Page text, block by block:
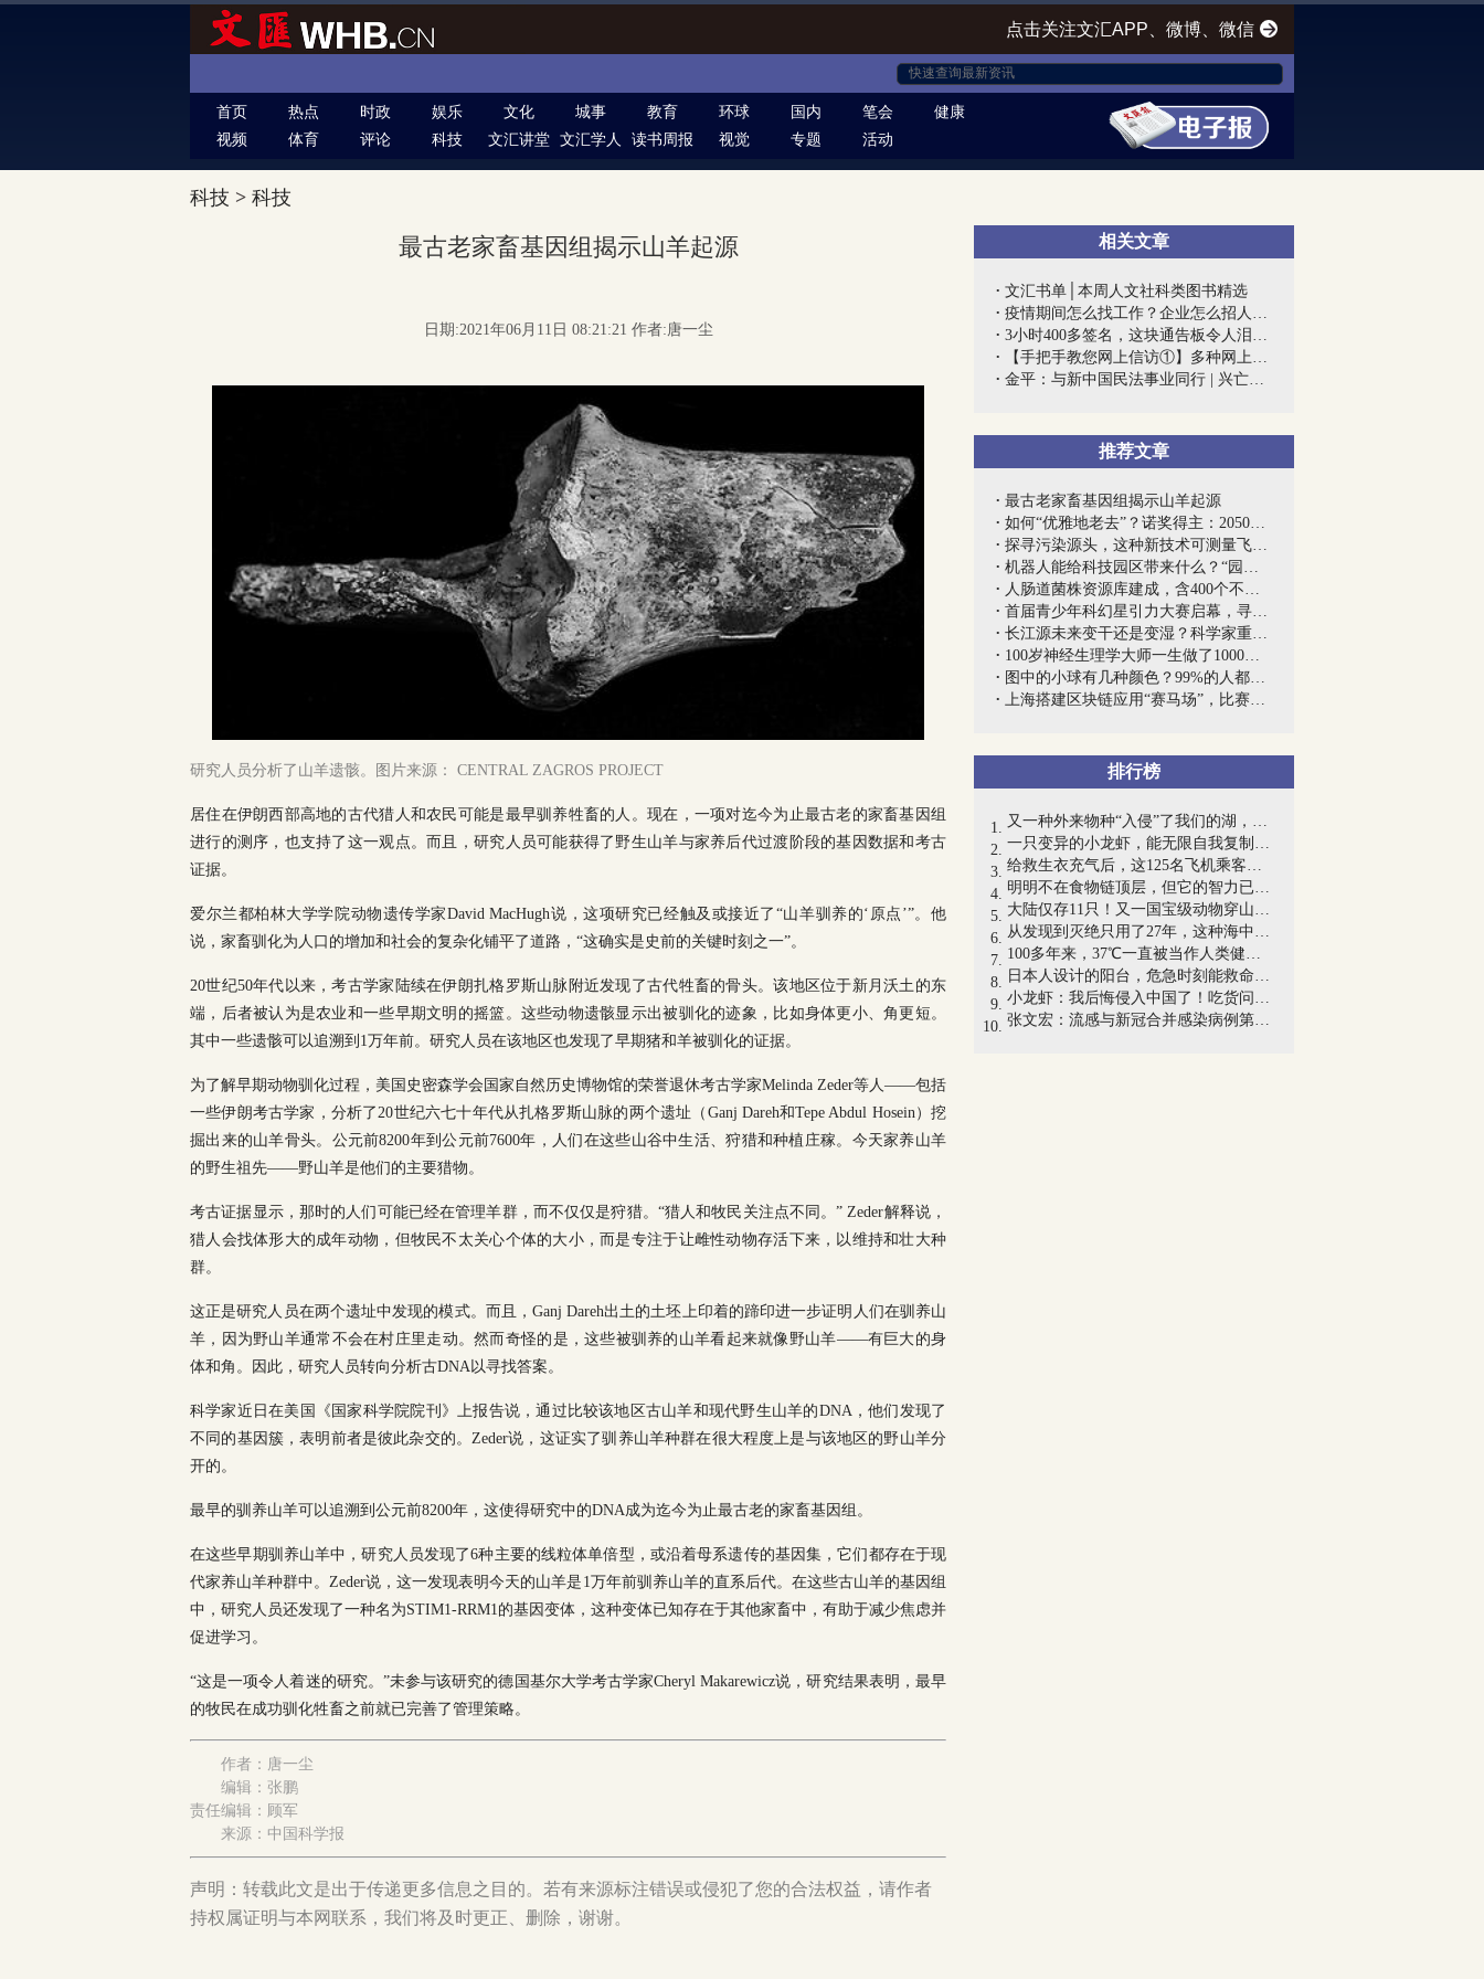
点击关注文汇APP、微博、微信
首页 热点 时政 娱乐 文化 城事 教育 环球 国内 笔会
健康
视频
体育 评论 科技 文汇讲堂 文汇学人 读书周报 视觉 专题 活动
科技 > 科技
相关文章
文汇书单│本周人文社科类图书精选
疫情期间怎么找工作？企业怎么招人？上海...
3小时400多签名，这块通告板令人泪目！上...
【手把手教您网上信访①】多种网上信访渠...
金平：与新中国民法事业同行 | 兴亡匹夫...
推荐文章
最古老家畜基因组揭示山羊起源
如何“优雅地老去”？诺奖得主：2050年全...
探寻污染源头，这种新技术可测量飞机飞行...
机器人能给科技园区带来什么？“园企携手...
人肠道菌株资源库建成，含400个不同物种...
首届青少年科幻星引力大赛启幕，寻找100...
长江源未来变干还是变湿？科学家重建该区...
100岁神经生理学大师一生做了1000个动物...
图中的小球有几种颜色？99%的人都答不对！
上海搭建区块链应用“赛马场”，比赛全程...
排行榜
又一种外来物种“入侵”了我们的湖，能...
一只变异的小龙虾，能无限自我复制，25年...
给救生衣充气后，这125名飞机乘客竟提早...
明明不在食物链顶层，但它的智力已高到令...
大陆仅存11只！又一国宝级动物穿山甲被宣...
从发现到灭绝只用了27年，这种海中巨兽经...
100多年来，37℃一直被当作人类健康的体...
日本人设计的阳台，危急时刻能救命！网友...
小龙虾：我后悔侵入中国了！吃货问：它吃...
张文宏：流感与新冠合并感染病例第一波疫...
最古老家畜基因组揭示山羊起源
日期:2021年06月11日 08:21:21 作者:唐一尘
研究人员分析了山羊遗骸。图片来源： CENTRAL ZAGROS PROJECT
居住在伊朗西部高地的古代猎人和农民可能是最早驯养牲畜的人。现在，一项对迄今为止最古老的家畜基因组
进行的测序，也支持了这一观点。而且，研究人员可能获得了野生山羊与家养后代过渡阶段的基因数据和考古
证据。
爱尔兰都柏林大学学院动物遗传学家David MacHugh说，这项研究已经触及或接近了“山羊驯养的‘原点’”。他
说，家畜驯化为人口的增加和社会的复杂化铺平了道路，“这确实是史前的关键时刻之一”。
20世纪50年代以来，考古学家陆续在伊朗扎格罗斯山脉附近发现了古代牲畜的骨头。该地区位于新月沃土的东
端，后者被认为是农业和一些早期文明的摇篮。这些动物遗骸显示出被驯化的迹象，比如身体更小、角更短。
其中一些遗骸可以追溯到1万年前。研究人员在该地区也发现了早期猪和羊被驯化的证据。
为了解早期动物驯化过程，美国史密森学会国家自然历史博物馆的荣誉退休考古学家Melinda Zeder等人——包括
一些伊朗考古学家，分析了20世纪六七十年代从扎格罗斯山脉的两个遗址（Ganj Dareh和Tepe Abdul Hosein）挖
掘出来的山羊骨头。公元前8200年到公元前7600年，人们在这些山谷中生活、狩猎和种植庄稼。今天家养山羊
的野生祖先——野山羊是他们的主要猎物。
考古证据显示，那时的人们可能已经在管理羊群，而不仅仅是狩猎。“猎人和牧民关注点不同。” Zeder解释说，
猎人会找体形大的成年动物，但牧民不太关心个体的大小，而是专注于让雌性动物存活下来，以维持和壮大种
群。
这正是研究人员在两个遗址中发现的模式。而且，Ganj Dareh出土的土坯上印着的蹄印进一步证明人们在驯养山
羊，因为野山羊通常不会在村庄里走动。然而奇怪的是，这些被驯养的山羊看起来就像野山羊——有巨大的身
体和角。因此，研究人员转向分析古DNA以寻找答案。
科学家近日在美国《国家科学院院刊》上报告说，通过比较该地区古山羊和现代野生山羊的DNA，他们发现了
不同的基因簇，表明前者是彼此杂交的。Zeder说，这证实了驯养山羊种群在很大程度上是与该地区的野山羊分
开的。
最早的驯养山羊可以追溯到公元前8200年，这使得研究中的DNA成为迄今为止最古老的家畜基因组。
在这些早期驯养山羊中，研究人员发现了6种主要的线粒体单倍型，或沿着母系遗传的基因集，它们都存在于现
代家养山羊种群中。Zeder说，这一发现表明今天的山羊是1万年前驯养山羊的直系后代。在这些古山羊的基因组
中，研究人员还发现了一种名为STIM1-RRM1的基因变体，这种变体已知存在于其他家畜中，有助于减少焦虑并
促进学习。
“这是一项令人着迷的研究。”未参与该研究的德国基尔大学考古学家Cheryl Makarewicz说，研究结果表明，最早
的牧民在成功驯化牲畜之前就已完善了管理策略。
作者：唐一尘
编辑：张鹏
责任编辑：顾军
来源：中国科学报
声明：转载此文是出于传递更多信息之目的。若有来源标注错误或侵犯了您的合法权益，请作者
持权属证明与本网联系，我们将及时更正、删除，谢谢。